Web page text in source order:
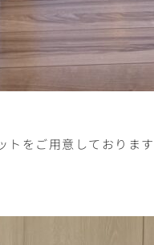
トをご用意しておりま